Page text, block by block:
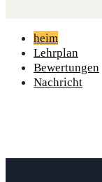
heim
Lehrplan
Bewertungen
Nachricht